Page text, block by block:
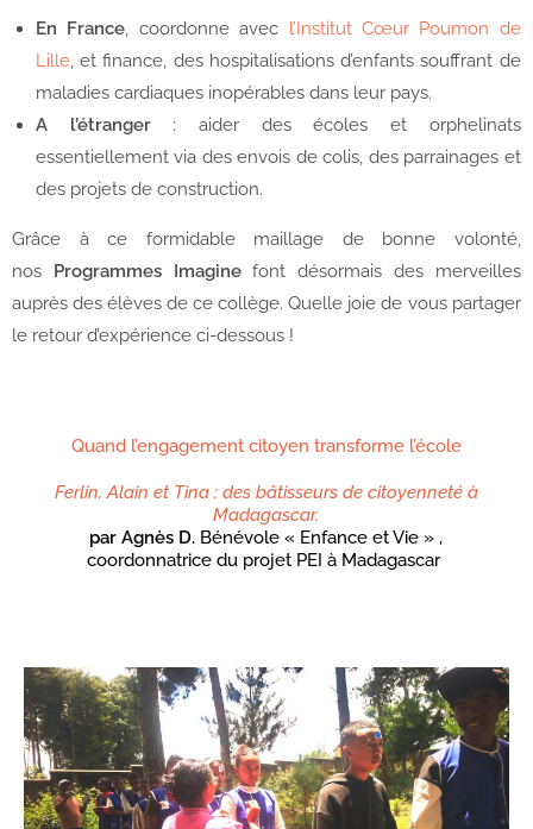
En France, coordonne avec l’Institut Cœur Poumon de
Lille, et finance, des hospitalisations d’enfants souffrant de
maladies cardiaques inopérables dans leur pays.
A l’étranger: aider des écoles et orphelinats
essentiellement via des envois de colis, des parrainages et
des projets de construction.
Grâce à ce formidable maillage de bonne volonté,
nos Programmes Imaginefont désormais des merveilles
auprès des élèves de ce collège. Quelle joie de vous partager
le retour d’expérience ci-dessous !
Quand l’engagement citoyen transforme l’école
Ferlin, Alain et Tina : des bâtisseurs de citoyenneté à
Madagascar.
par Agnès D. Bénévole « Enfance et Vie » ,
coordonnatrice du projet PEI à Madagascar